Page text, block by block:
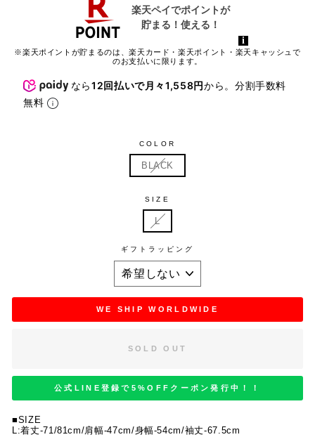
※楽天ポイントが貯まるのは、楽天カード・楽天ポイント・楽天キャッシュで
のお支払いに限ります。
なら12回払いで月々1,558円から。分割手数料
無料
COLOR
BLACK
SIZE
L
ギフトラッピング
WE SHIP WORLDWIDE
SOLD OUT
公式LINE登録で5%OFFクーポン発行中！！
■SIZE
L:着丈-71/81cm/肩幅-47cm/身幅-54cm/袖丈-67.5cm